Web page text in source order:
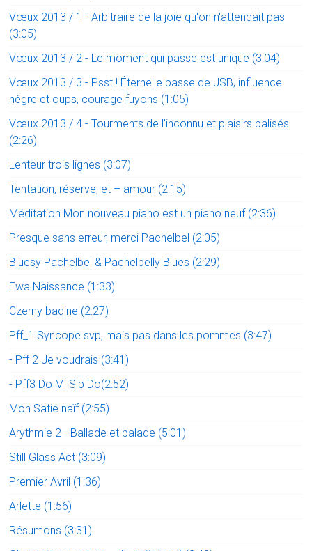
Vœux 2013 / 1 - Arbitraire de la joie qu'on n'attendait pas
(3:05)
Vœux 2013 / 2 - Le moment qui passe est unique (3:04)
Vœux 2013 / 3 - Psst ! Éternelle basse de JSB, influence
nègre et oups, courage fuyons (1:05)
Vœux 2013 / 4 - Tourments de l'inconnu et plaisirs balisés
(2:26)
Lenteur trois lignes (3:07)
Tentation, réserve, et – amour (2:15)
Méditation Mon nouveau piano est un piano neuf (2:36)
Presque sans erreur, merci Pachelbel (2:05)
Bluesy Pachelbel & Pachelbelly Blues (2:29)
Ewa Naissance (1:33)
Czerny badine (2:27)
Pff_1 Syncope svp, mais pas dans les pommes (3:47)
- Pff 2 Je voudrais (3:41)
- Pff3 Do Mi Sib Do(2:52)
Mon Satie naïf (2:55)
Arythmie 2 - Ballade et balade (5:01)
Still Glass Act (3:09)
Premier Avril (1:36)
Arlette (1:56)
Résumons (3:31)